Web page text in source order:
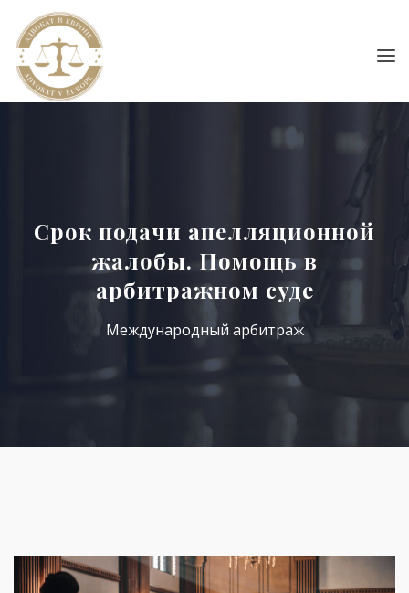
Срок подачи апелляционной
жалобы. Помощь в
арбитражном суде
Международный арбитраж